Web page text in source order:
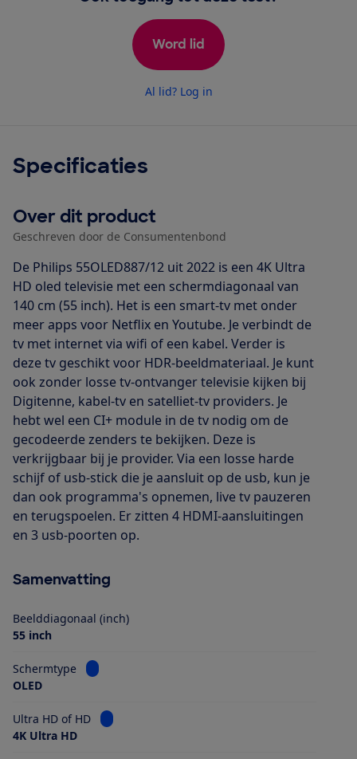
Word lid
Al lid? Log in
Specificaties
Over dit product
Geschreven door de Consumentenbond
De Philips 55OLED887/12 uit 2022 is een 4K Ultra
HD oled televisie met een schermdiagonaal van
140 cm (55 inch). Het is een smart-tv met onder
meer apps voor Netflix en Youtube. Je verbindt de
tv met internet via wifi of een kabel. Verder is
deze tv geschikt voor HDR-beeldmateriaal. Je kunt
ook zonder losse tv-ontvanger televisie kijken bij
Digitenne, kabel-tv en satelliet-tv providers. Je
hebt wel een CI+ module in de tv nodig om de
gecodeerde zenders te bekijken. Deze is
verkrijgbaar bij je provider. Via een losse harde
schijf of usb-stick die je aansluit op de usb, kun je
dan ook programma's opnemen, live tv pauzeren
en terugspoelen. Er zitten 4 HDMI-aansluitingen
en 3 usb-poorten op.
Samenvatting
Beelddiagonaal (inch)
55 inch
Schermtype
Bekijk informatie voor Schermtype
OLED
Ultra HD of HD
Bekijk informatie voor Ultra HD of HD
4K Ultra HD